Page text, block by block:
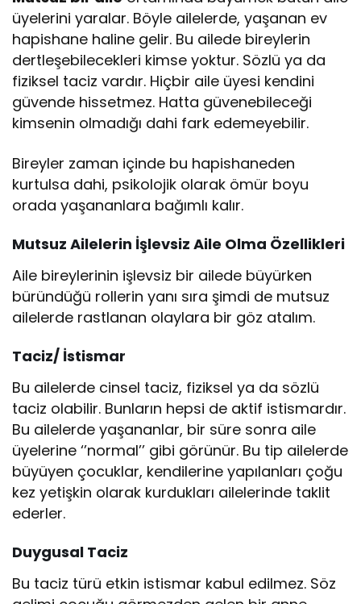
üyelerini yaralar. Böyle ailelerde, yaşanan ev
hapishane haline gelir. Bu ailede bireylerin
dertleşebilecekleri kimse yoktur. Sözlü ya da
fiziksel taciz vardır. Hiçbir aile üyesi kendini
güvende hissetmez. Hatta güvenebileceği
kimsenin olmadığı dahi fark edemeyebilir.
Bireyler zaman içinde bu hapishaneden
kurtulsa dahi, psikolojik olarak ömür boyu
orada yaşananlara bağımlı kalır.
Mutsuz Ailelerin İşlevsiz Aile Olma Özellikleri
Aile bireylerinin işlevsiz bir ailede büyürken
büründüğü rollerin yanı sıra şimdi de mutsuz
ailelerde rastlanan olaylara bir göz atalım.
Taciz/ İstismar
Bu ailelerde cinsel taciz, fiziksel ya da sözlü
taciz olabilir. Bunların hepsi de aktif istismardır.
Bu ailelerde yaşananlar, bir süre sonra aile
üyelerine ‘’normal’’ gibi görünür. Bu tip ailelerde
büyüyen çocuklar, kendilerine yapılanları çoğu
kez yetişkin olarak kurdukları ailelerinde taklit
ederler.
Duygusal Taciz
Bu taciz türü etkin istismar kabul edilmez. Söz